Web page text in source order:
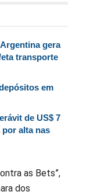
gera
transporte
em
de US$ 7
alta nas
as Bets”,
dos